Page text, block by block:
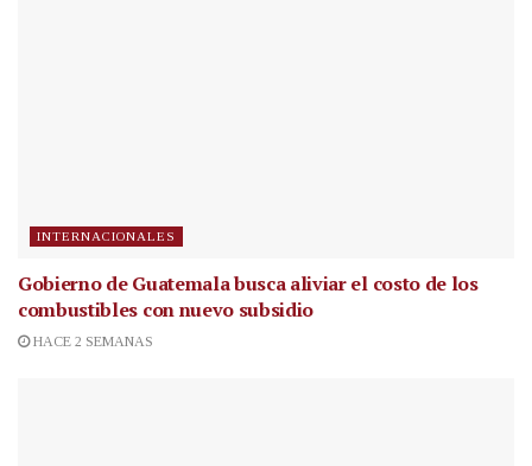
INTERNACIONALES
Gobierno de Guatemala busca aliviar el costo de los
combustibles con nuevo subsidio
HACE 2 SEMANAS